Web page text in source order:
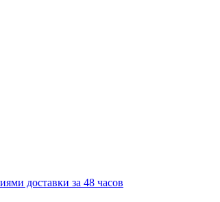
доставки за 48 часов